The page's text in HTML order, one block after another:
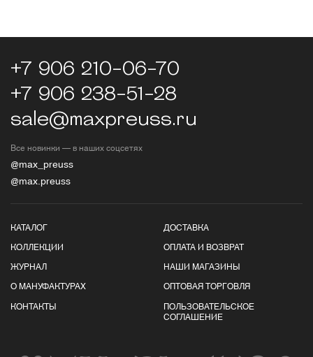
+7 906 210-06-70
+7 906 238-51-28
sale@maxpreuss.ru
Все новинки — в наших соцсетях
@max_preuss
@max.preuss
КАТАЛОГ
КОЛЛЕКЦИИ
ЖУРНАЛ
О МАНУФАКТУРАХ
КОНТАКТЫ
ДОСТАВКА
ОПЛАТА И ВОЗВРАТ
НАШИ МАГАЗИНЫ
ОПТОВАЯ ТОРГОВЛЯ
ПОЛЬЗОВАТЕЛЬСКОЕ
СОГЛАШЕНИЕ